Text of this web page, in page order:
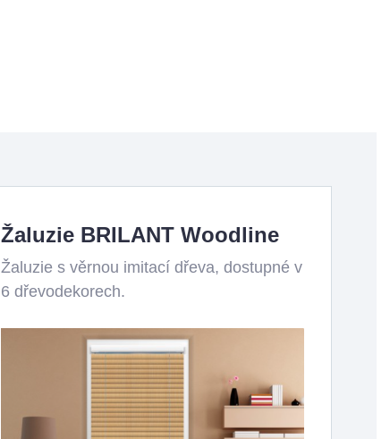
Žaluzie BRILANT Woodline
Žaluzie s věrnou imitací dřeva, dostupné v
6 dřevodekorech.